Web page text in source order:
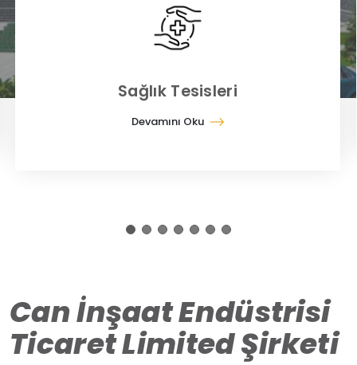
Sağlık Tesisleri
Devamını Oku
Can İnşaat Endüstrisi
Ticaret Limited Şirketi